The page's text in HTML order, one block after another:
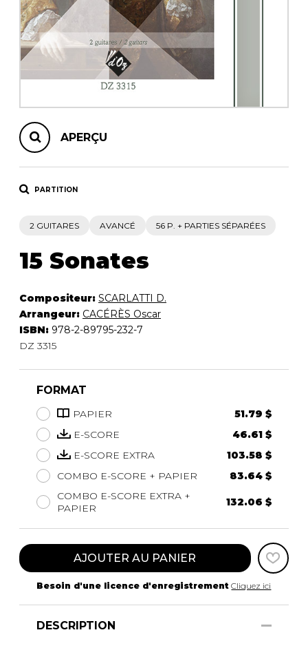
APERÇU
PARTITION
2 GUITARES AVANCÉ 56 P. + PARTIES SÉPARÉES
15 Sonates
Compositeur: SCARLATTI D.
Arrangeur: CACÉRÈS Oscar
ISBN: 978-2-89795-232-7
DZ 3315
FORMAT
PAPIER
51.79 $
E-SCORE
46.61 $
E-SCORE EXTRA
103.58 $
COMBO E-SCORE + PAPIER
83.64 $
COMBO E-SCORE EXTRA +
PAPIER
132.06 $
AJOUTER AU PANIER
Besoin d'une licence d'enregistrement Cliquez ici
DESCRIPTION